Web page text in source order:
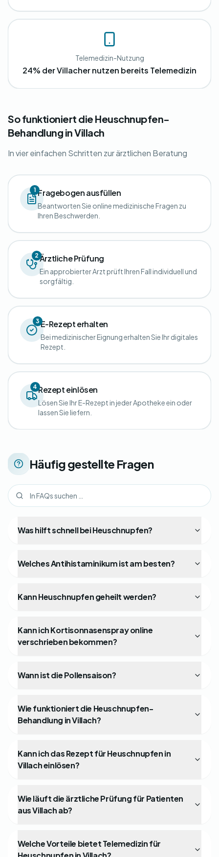
Telemedizin-Nutzung
24% der Villacher nutzen bereits Telemedizin
So funktioniert die Heuschnupfen-
Behandlung in Villach
In vier einfachen Schritten zur ärztlichen Beratung
1 Fragebogen ausfüllen
Beantworten Sie online medizinische Fragen zu
Ihren Beschwerden.
2Ärztliche Prüfung
Ein approbierter Arzt prüft Ihren Fall individuell und
sorgfältig.
3E-Rezept erhalten
Bei medizinischer Eignung erhalten Sie Ihr digitales
Rezept.
4Rezept einlösen
Lösen Sie Ihr E-Rezept in jeder Apotheke ein oder
lassen Sie liefern.
Häufig gestellte Fragen
Was hilft schnell bei Heuschnupfen?
Welches Antihistaminikum ist am besten?
Kann Heuschnupfen geheilt werden?
Kann ich Kortisonnasenspray online
verschrieben bekommen?
Wann ist die Pollensaison?
Wie funktioniert die Heuschnupfen-
Behandlung in Villach?
Kann ich das Rezept für Heuschnupfen in
Villach einlösen?
Wie läuft die ärztliche Prüfung für Patienten
aus Villach ab?
Welche Vorteile bietet Telemedizin für